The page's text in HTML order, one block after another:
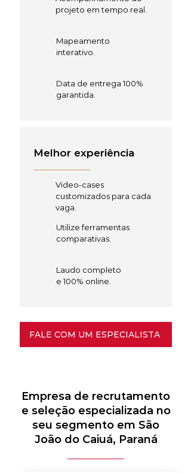
projeto em tempo real.
Mapeamento
interativo.
Data de entrega 100%
garantida.
Melhor experiência
Video-cases
customizados para cada
vaga.
Utilize ferramentas
comparativas.
Laudo completo
e 100% online.
FALE COM UM ESPECIALISTA
Empresa de recrutamento
e seleção especializada no
seu segmento em São
João do Caiuá, Paraná